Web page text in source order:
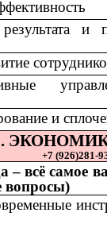
и
и
+7 (926)281-
– всё самое
вопросы)